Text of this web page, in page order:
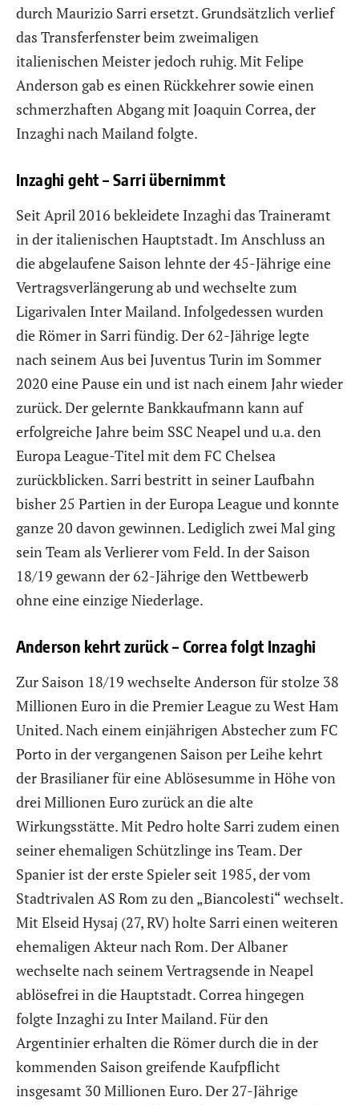
durch Maurizio Sarri ersetzt. Grundsätzlich verlief
das Transferfenster beim zweimaligen
italienischen Meister jedoch ruhig. Mit Felipe
Anderson gab es einen Rückkehrer sowie einen
schmerzhaften Abgang mit Joaquin Correa, der
Inzaghi nach Mailand folgte.
Inzaghi geht – Sarri übernimmt
Seit April 2016 bekleidete Inzaghi das Traineramt
in der italienischen Hauptstadt. Im Anschluss an
die abgelaufene Saison lehnte der 45-Jährige eine
Vertragsverlängerung ab und wechselte zum
Ligarivalen Inter Mailand. Infolgedessen wurden
die Römer in Sarri fündig. Der 62-Jährige legte
nach seinem Aus bei Juventus Turin im Sommer
2020 eine Pause ein und ist nach einem Jahr wieder
zurück. Der gelernte Bankkaufmann kann auf
erfolgreiche Jahre beim SSC Neapel und u.a. den
Europa League-Titel mit dem FC Chelsea
zurückblicken. Sarri bestritt in seiner Laufbahn
bisher 25 Partien in der Europa League und konnte
ganze 20 davon gewinnen. Lediglich zwei Mal ging
sein Team als Verlierer vom Feld. In der Saison
18/19 gewann der 62-Jährige den Wettbewerb
ohne eine einzige Niederlage.
Anderson kehrt zurück – Correa folgt Inzaghi
Zur Saison 18/19 wechselte Anderson für stolze 38
Millionen Euro in die Premier League zu West Ham
United. Nach einem einjährigen Abstecher zum FC
Porto in der vergangenen Saison per Leihe kehrt
der Brasilianer für eine Ablösesumme in Höhe von
drei Millionen Euro zurück an die alte
Wirkungsstätte. Mit Pedro holte Sarri zudem einen
seiner ehemaligen Schützlinge ins Team. Der
Spanier ist der erste Spieler seit 1985, der vom
Stadtrivalen AS Rom zu den „Biancolesti“ wechselt.
Mit Elseid Hysaj (27, RV) holte Sarri einen weiteren
ehemaligen Akteur nach Rom. Der Albaner
wechselte nach seinem Vertragsende in Neapel
ablösefrei in die Hauptstadt. Correa hingegen
folgte Inzaghi zu Inter Mailand. Für den
Argentinier erhalten die Römer durch die in der
kommenden Saison greifende Kaufpflicht
insgesamt 30 Millionen Euro. Der 27-Jährige